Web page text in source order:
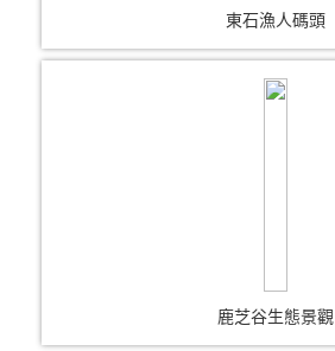
東石漁人碼頭
鹿芝谷生態景觀